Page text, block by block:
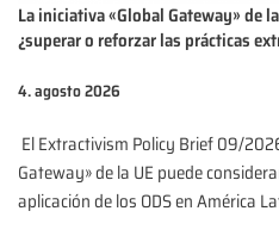
La iniciativa «Global Gateway» de
¿superar o reforzar las prácticas
4. agosto 2026
El Extractivism Policy Brief 09/
Gateway» de la UE puede
aplicación de los ODS en América